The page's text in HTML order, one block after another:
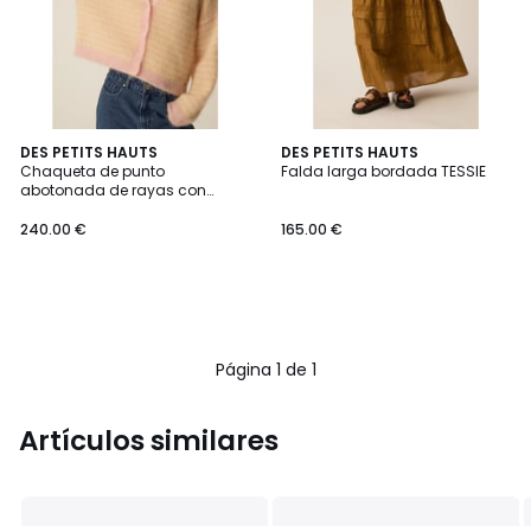
DES PETITS HAUTS
Chaqueta de punto
abotonada de rayas con
240.00 €
DES PETITS HAUTS
Falda larga bordada TESSIE
165.00 €
Página 1 de 1
Artículos similares